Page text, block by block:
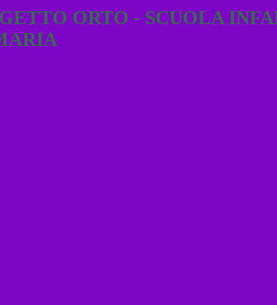
ORTO - SCUOLA